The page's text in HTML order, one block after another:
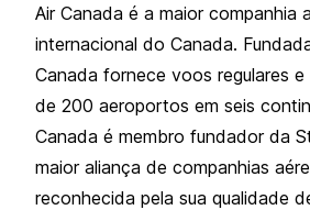
Air Canada é a maior companhia
internacional do Canada.
Canada fornece voos regulares
de 200 aeroportos em seis
Canada é membro fundador da
maior aliança de companhias
reconhecida pela sua qualidade